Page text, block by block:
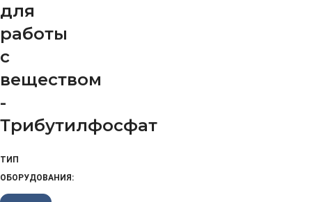
для
работы
с
веществом
-
Трибутилфосфат
ТИП
ОБОРУДОВАНИЯ: